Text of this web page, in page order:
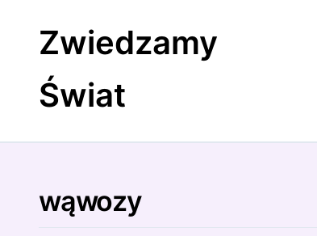
contentZwiedzamy
Świat
wąwozy